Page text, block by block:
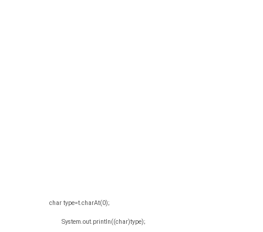
char type=t.charAt(0);
System.out.println((char)type);